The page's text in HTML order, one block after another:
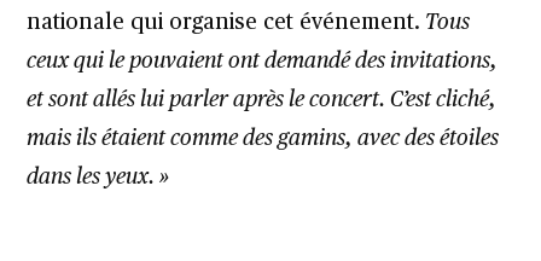
nationale qui organise cet événement. Tous
ceux qui le pouvaient ont demandé des invitations,
et sont allés lui parler après le concert. C’est cliché,
mais ils étaient comme des gamins, avec des étoiles
dans les yeux. »